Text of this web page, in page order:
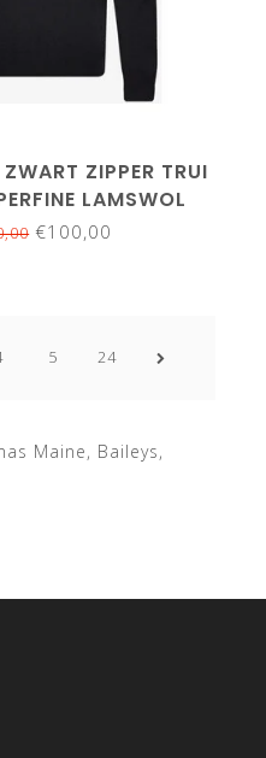
4XL
ZIPPER TRUI
LAMSWOL
€100,00
5 24
Maine, Baileys,